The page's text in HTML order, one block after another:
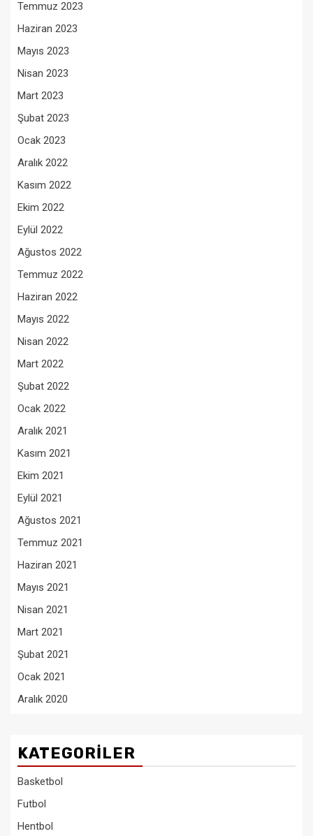
Temmuz 2023
Haziran 2023
Mayıs 2023
Nisan 2023
Mart 2023
Şubat 2023
Ocak 2023
Aralık 2022
Kasım 2022
Ekim 2022
Eylül 2022
Ağustos 2022
Temmuz 2022
Haziran 2022
Mayıs 2022
Nisan 2022
Mart 2022
Şubat 2022
Ocak 2022
Aralık 2021
Kasım 2021
Ekim 2021
Eylül 2021
Ağustos 2021
Temmuz 2021
Haziran 2021
Mayıs 2021
Nisan 2021
Mart 2021
Şubat 2021
Ocak 2021
Aralık 2020
KATEGORILER
Basketbol
Futbol
Hentbol